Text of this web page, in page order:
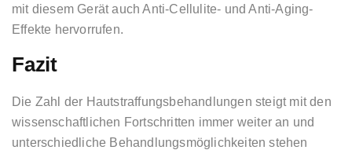
mit diesem Gerät auch Anti-Cellulite- und Anti-Aging-
Effekte hervorrufen.
Fazit
Die Zahl der Hautstraffungsbehandlungen steigt mit den
wissenschaftlichen Fortschritten immer weiter an und
unterschiedliche Behandlungsmöglichkeiten stehen